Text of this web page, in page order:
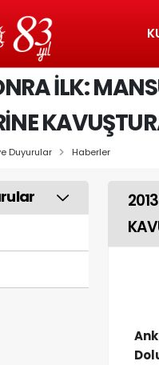
İLK:
Duyurular Haberler